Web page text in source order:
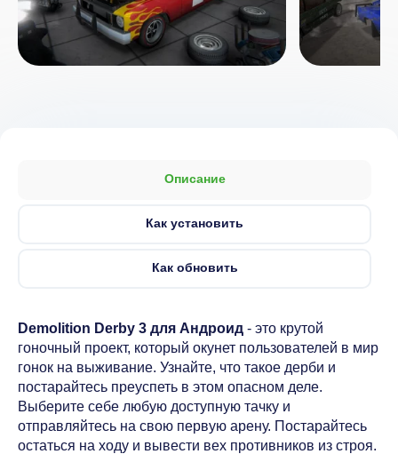
Описание
Как установить
Как обновить
Demolition Derby 3 для Андроид - это крутой
гоночный проект, который окунет пользователей в мир
гонок на выживание. Узнайте, что такое дерби и
постарайтесь преуспеть в этом опасном деле.
Выберите себе любую доступную тачку и
отправляйтесь на свою первую арену. Постарайтесь
остаться на ходу и вывести вех противников из строя.